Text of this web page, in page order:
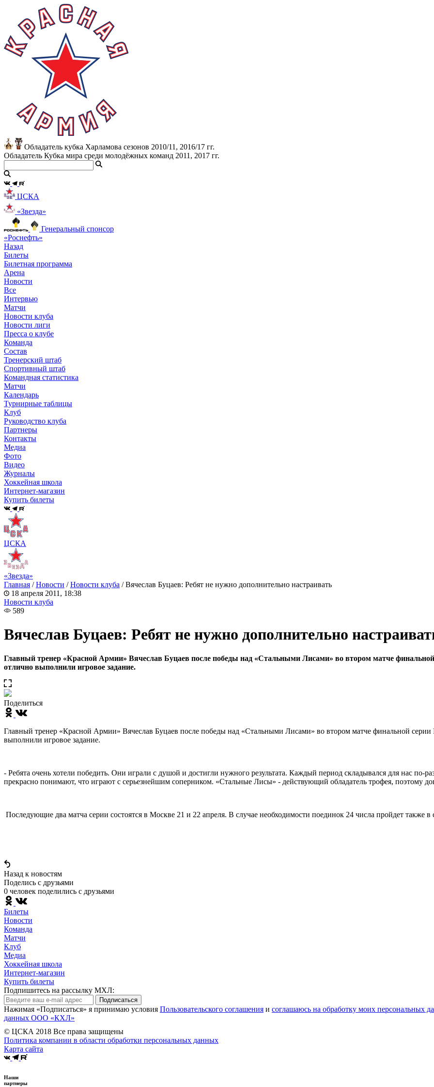
Обладатель кубка Харламова сезонов 2010/11, 2016/17 гг.
Обладатель Кубка мира среди молодёжных команд 2011, 2017 гг.
ЦСКА
«Звезда»
Генеральный спонсор
«Роснефть»
Назад
Билеты
Билетная программа
Арена
Новости
Все
Интервью
Матчи
Новости клуба
Новости лиги
Пресса о клубе
Команда
Состав
Тренерский штаб
Спортивный штаб
Командная статистика
Матчи
Календарь
Турнирные таблицы
Клуб
Руководство клуба
Партнеры
Контакты
Медиа
Фото
Видео
Журналы
Хоккейная школа
Интернет-магазин
Купить билеты
ЦСКА
«Звезда»
Главная /Новости /Новости клуба /Вячеслав Буцаев: Ребят не нужно дополнительно настраивать
18 апреля 2011, 18:38
Новости клуба
589
Вячеслав Буцаев: Ребят не нужно дополнительно
Главный тренер «Красной Армии» Вячеслав Буцаев после победы над «Стальными Лисами» во втором матче
отлично выполнили игровое задание.
Поделиться
Главный тренер «Красной Армии» Вячеслав Буцаев после победы над «Стальными Лисами» во втором матче финальной
выполнили игровое задание.
- Ребята очень хотели победить. Они играли с душой и достигли нужного результата. Каждый период складывался для нас
прекрасно понимают, что играют с серьезнейшим соперником. «Стальные Лисы» - действующий обладатель трофея, поэтому
Последующие два матча серии состоятся в Москве 21 и 22 апреля. В случае необходимости поединок 24 числа пройдет также в
Назад к новостям
Поделись c друзьями
0 человек поделились c друзьями
Билеты
Новости
Команда
Матчи
Клуб
Медиа
Хоккейная школа
Интернет-магазин
Купить билеты
Подпишитесь на рассылку МХЛ:
Подписаться
Нажимая «Подписаться» я принимаю условия Пользовательского соглашения и соглашаюсь на обработку моих персональных
данных ООО «КХЛ»
© ЦСКА 2018 Все права защищены
Политика компании в области обработки персональных данных
Карта сайта
Наши
партнеры